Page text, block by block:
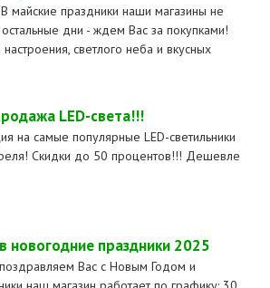
майские праздники наши магазины не
дни - ждем Вас за покупками!
светлого неба и вкусных
LED-света!!!
на самые популярные LED-светильники
Скидки до 50 процентов!!! Дешевле
новогодние праздники 2025
Вас с Новым Годом и